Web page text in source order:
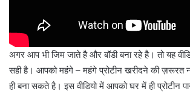
अगर आप भी जिम जाते है और बॉडी बना रहे है। तो यह
सही है। आपको महंगे – महंगे प्रोटीन खरीदने की ज़रूरत
ही बना सकते है। इस वीडियो में आपको घर में ही प्रोटीन